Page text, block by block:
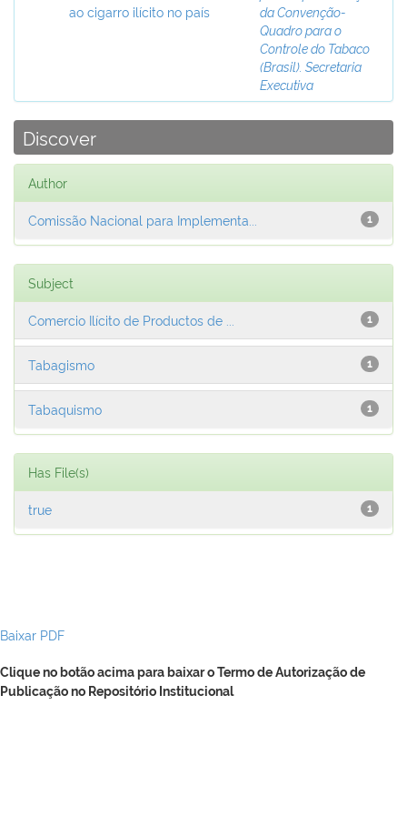
ao cigarro ilícito no país
da Convenção-
Quadro para o
Controle do Tabaco
(Brasil). Secretaria
Executiva
Discover
Author
1
Comissão Nacional para Implementa...
Subject
1
Comercio Ilícito de Productos de ...
1
Tabagismo
1
Tabaquismo
Has File(s)
1
true
Baixar PDF
Clique no botão acima para baixar o Termo de Autorização de
Publicação no Repositório Institucional